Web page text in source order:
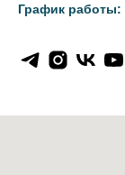
График работы: